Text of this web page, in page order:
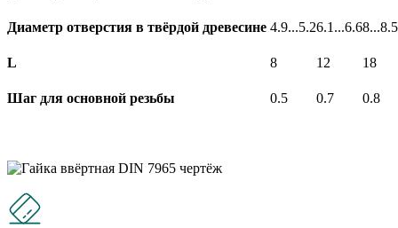
Диаметр отверстия в твёрдой древесине 4.9...5.26.1...6.68...8.5
L 8 12 18
Шаг для основной резьбы 0.5 0.7 0.8